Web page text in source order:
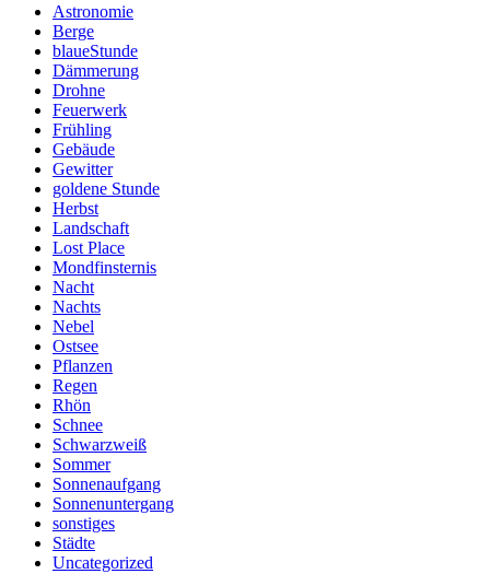
Astronomie
Berge
blaueStunde
Dämmerung
Drohne
Feuerwerk
Frühling
Gebäude
Gewitter
goldene Stunde
Herbst
Landschaft
Lost Place
Mondfinsternis
Nacht
Nachts
Nebel
Ostsee
Pflanzen
Regen
Rhön
Schnee
Schwarzweiß
Sommer
Sonnenaufgang
Sonnenuntergang
sonstiges
Städte
Uncategorized